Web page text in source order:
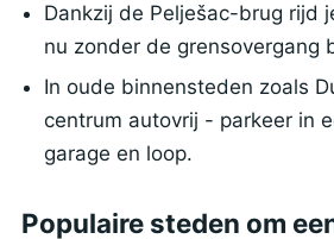
Dankzij de Pelješac-brug rijd
nu zonder de grensovergang
In oude binnensteden zoals
centrum autovrij - parkeer in
garage en loop.
Populaire steden om